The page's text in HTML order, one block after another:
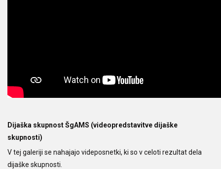
Dijaška skupnost ŠgAMS (videopredstavitve dijaške
skupnosti)
V tej galeriji se nahajajo videposnetki, ki so v celoti rezultat dela
dijaške skupnosti.